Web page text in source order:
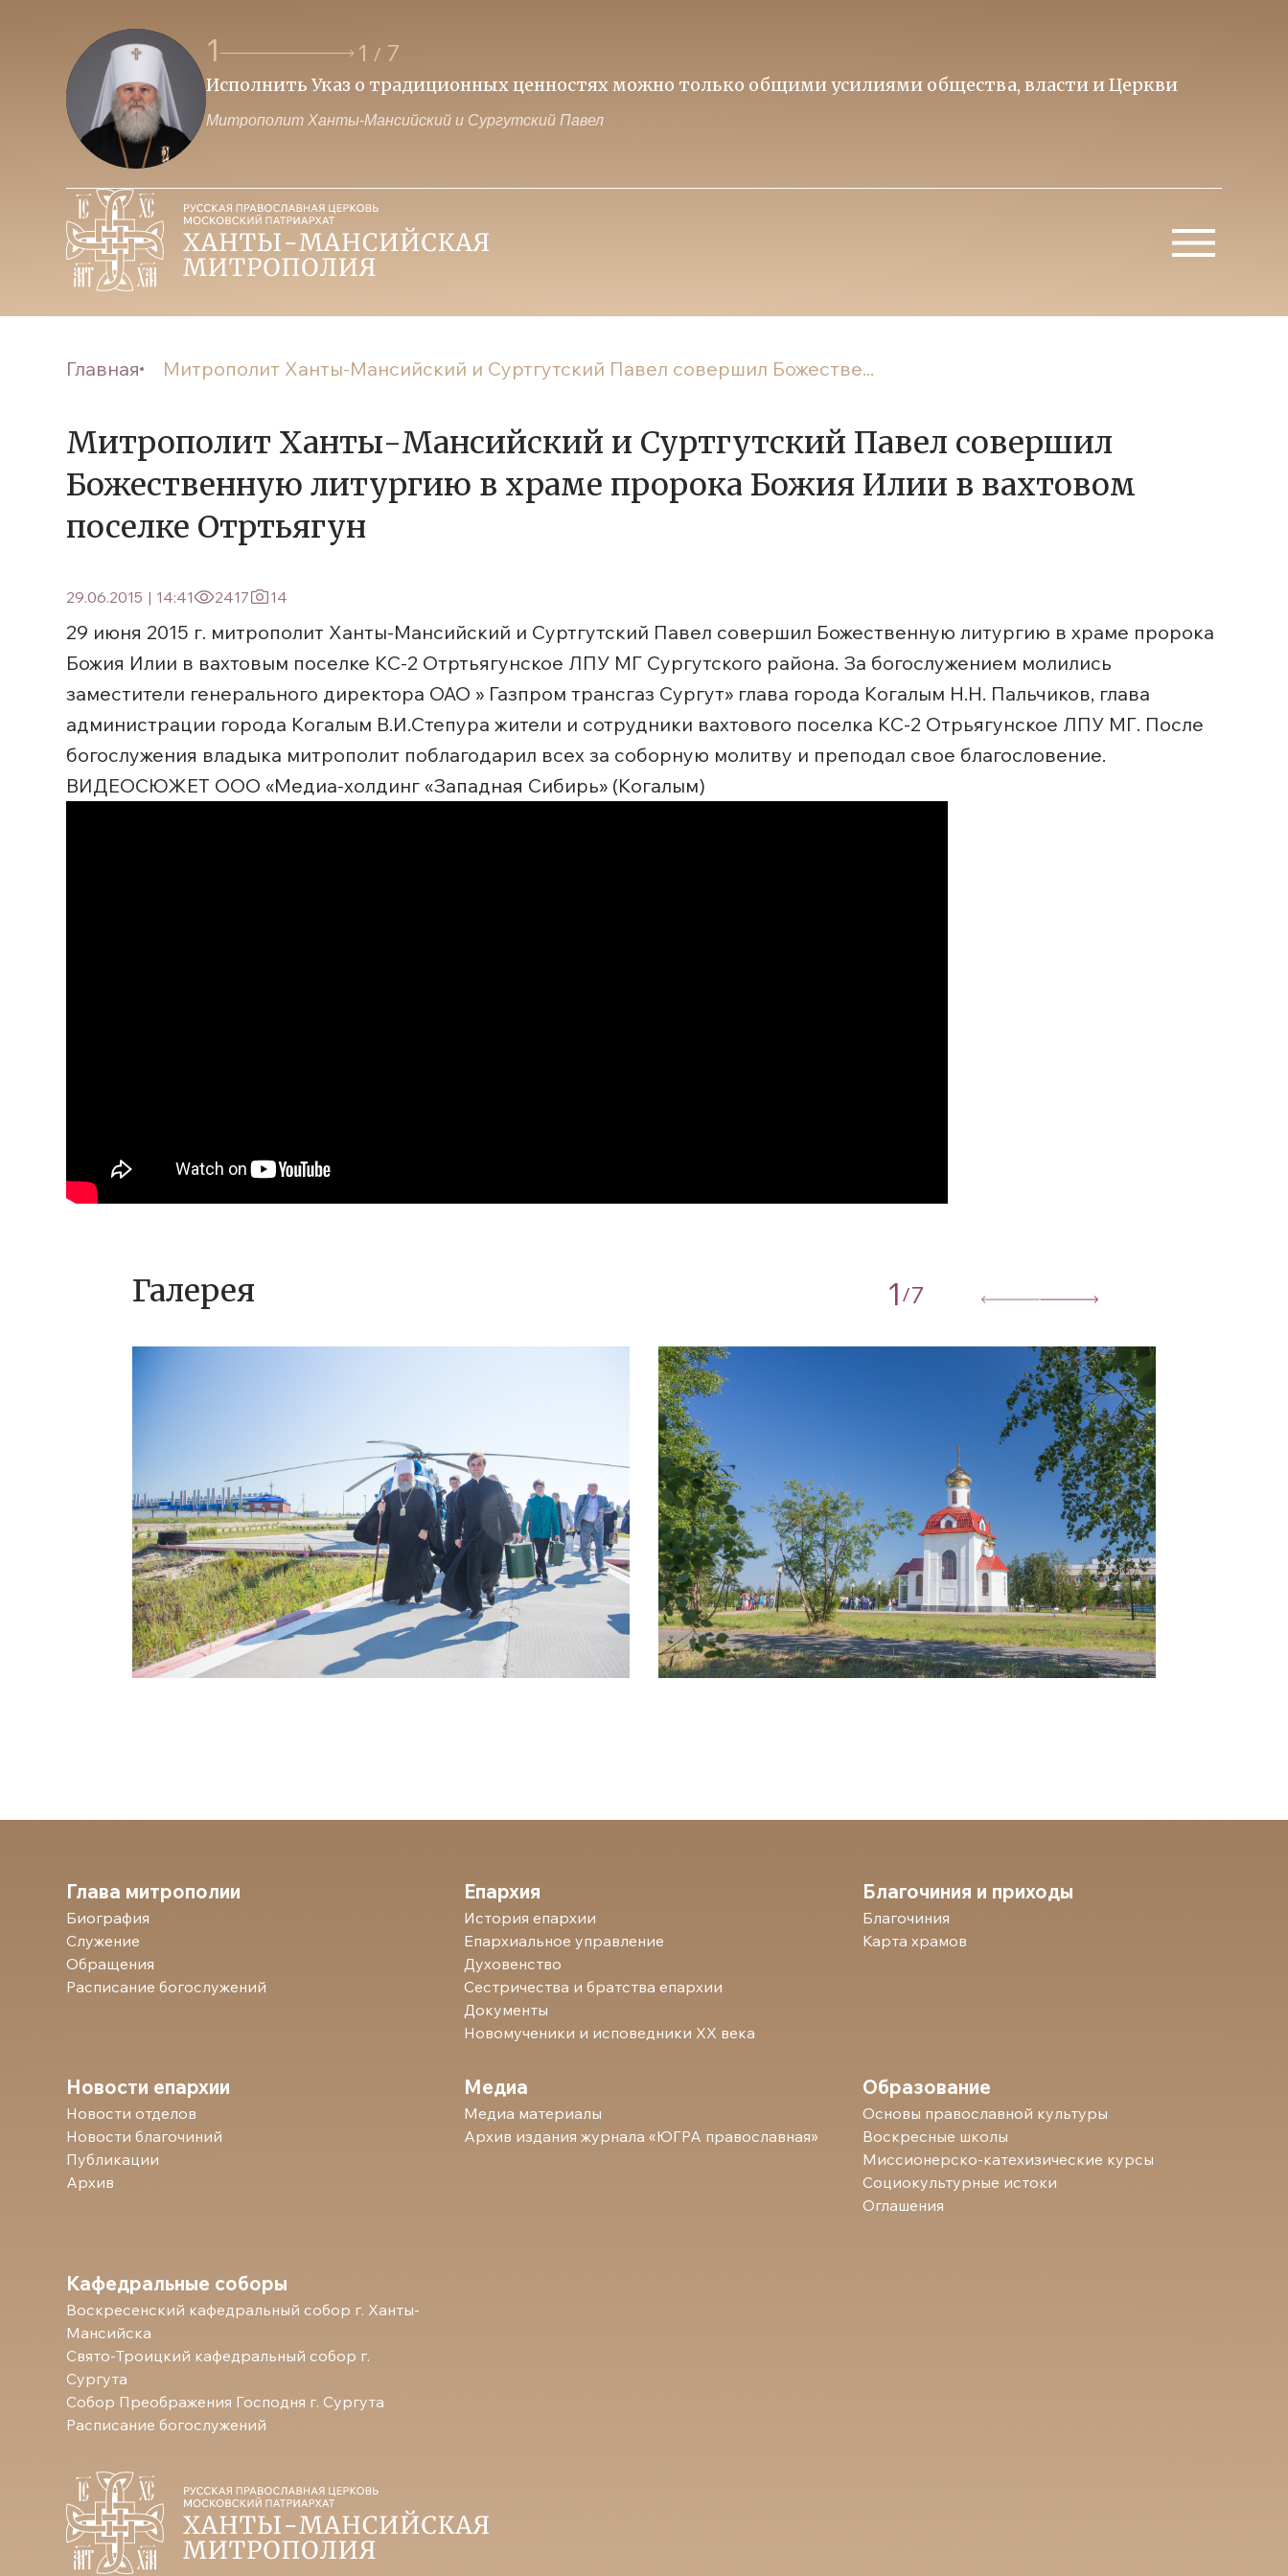
1 1 / 7
Исполнить Указ о традиционных ценностях можно только общими усилиями общества, власти и Церкви
Митрополит Ханты-Мансийский и Сургутский Павел
Главная Митрополит Ханты-Мансийский и Суртгутский Павел совершил Божестве...
Митрополит Ханты-Мансийский и Суртгутский Павел совершил
Божественную литургию в храме пророка Божия Илии в вахтовом
поселке Отртьягун
29.06.2015 | 14:41 2417 14
29 июня 2015 г. митрополит Ханты-Мансийский и Суртгутский Павел совершил Божественную литургию в храме пророка
Божия Илии в вахтовым поселке КС-2 Отртьягунское ЛПУ МГ Сургутского района. За богослужением молились
заместители генерального директора ОАО » Газпром трансгаз Сургут» глава города Когалым Н.Н. Пальчиков, глава
администрации города Когалым В.И.Степура жители и сотрудники вахтового поселка КС-2 Отрьягунское ЛПУ МГ. После
богослужения владыка митрополит поблагодарил всех за соборную молитву и преподал свое благословение.
ВИДЕОСЮЖЕТ ООО «Медиа-холдинг «Западная Сибирь» (Когалым)
Галерея 1 /7
Глава митрополии
Биография
Служение
Обращения
Расписание богослужений
Епархия
История епархии
Епархиальное управление
Духовенство
Сестричества и братства епархии
Документы
Новомученики и исповедники ХХ века
Благочиния и приходы
Благочиния
Карта храмов
Новости епархии
Новости отделов
Новости благочиний
Публикации
Архив
Медиа
Медиа материалы
Архив издания журнала «ЮГРА православная»
Образование
Основы православной культуры
Воскресные школы
Миссионерско-катехизические курсы
Социокультурные истоки
Оглашения
Кафедральные соборы
Воскресенский кафедральный собор г. Ханты-
Мансийска
Свято-Троицкий кафедральный собор г.
Сургута
Собор Преображения Господня г. Сургута
Расписание богослужений